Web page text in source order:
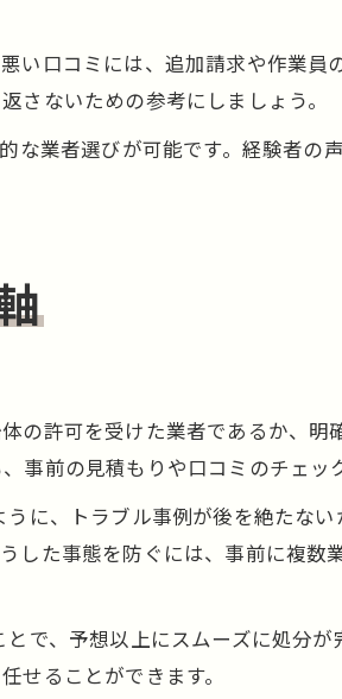
い口コミには、追加請求や作業員
さないための参考にしましょう。
な業者選びが可能です。経験者の
の許可を受けた業者であるか、明
前の見積もりや口コミのチェッ
に、トラブル事例が後を絶たな
した事態を防ぐには、事前に複数
で、予想以上にスムーズに処分が
せることができます。